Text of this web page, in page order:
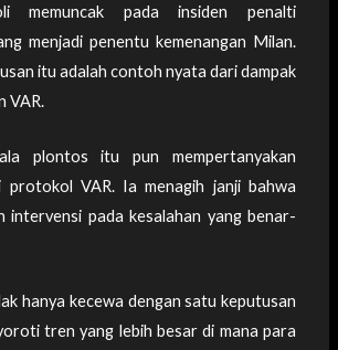
memuncak pada insiden penalti
menjadi penentu kemenangan Milan.
itu adalah contoh nyata dari dampak
VAR.
plontos itu pun mempertanyakan
protokol VAR. Ia menagih janji bahwa
intervensi pada kesalahan yang benar-
hanya kecewa dengan satu keputusan
tren yang lebih besar di mana para